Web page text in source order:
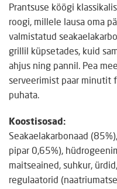
Prantsuse köögi
roogi, millele lausa oma
valmistatud
grillil küpsetades, kuid
ahjus ning pannil. Pea
serveerimist paar minutit
puhata.
Koostisosad:
Seakaelakarbonaad
pipar 0,65%),
maitseained, suhkur,
regulaatorid